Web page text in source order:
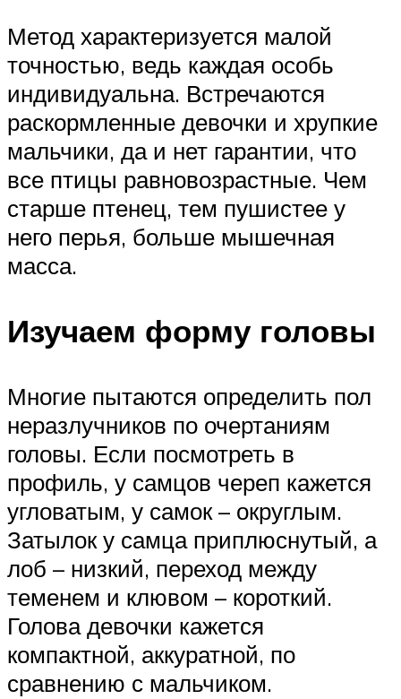
Метод характеризуется малой
точностью, ведь каждая особь
индивидуальна. Встречаются
раскормленные девочки и хрупкие
мальчики, да и нет гарантии, что
все птицы равновозрастные. Чем
старше птенец, тем пушистее у
него перья, больше мышечная
масса.
Изучаем форму головы
Многие пытаются определить пол
неразлучников по очертаниям
головы. Если посмотреть в
профиль, у самцов череп кажется
угловатым, у самок – округлым.
Затылок у самца приплюснутый, а
лоб – низкий, переход между
теменем и клювом – короткий.
Голова девочки кажется
компактной, аккуратной, по
сравнению с мальчиком.